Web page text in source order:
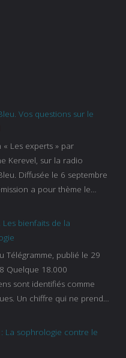
Vos questions sur le
« Les experts » par
Kerevel, sur la radio
Diffusée le 6 septembre
a pour thème le
emissions/l
Les bienfaits de la
Télégramme, publié le 29
Quelque 18.000
sont identifiés comme
Un chiffre qui ne prend
« C’est une pathologie qui
à augmenter, souligne
La sophrologie contre le